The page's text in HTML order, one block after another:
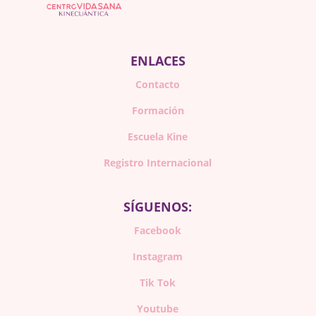
ENLACES
Contacto
Formación
Escuela Kine
Registro Internacional
SÍGUENOS:
Facebook
Instagram
Tik Tok
Youtube